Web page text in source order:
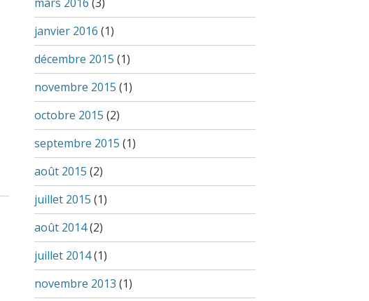
janvier 2016 (1)
décembre 2015 (1)
novembre 2015 (1)
octobre 2015 (2)
septembre 2015 (1)
août 2015 (2)
juillet 2015 (1)
août 2014(2)
juillet 2014(1)
novembre 2013 (1)